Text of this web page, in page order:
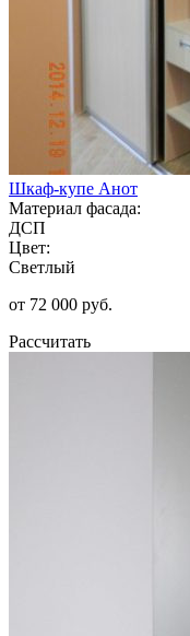
Шкаф-купе Анот
Материал фасада:
ДСП
Цвет:
Светлый
от 72 000 руб.
Рассчитать